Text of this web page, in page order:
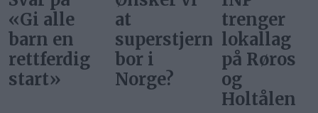
at
superstjerner
bor i
Norge?
trenger
lokallag
på Røros
og
barn en
rettferdig
start